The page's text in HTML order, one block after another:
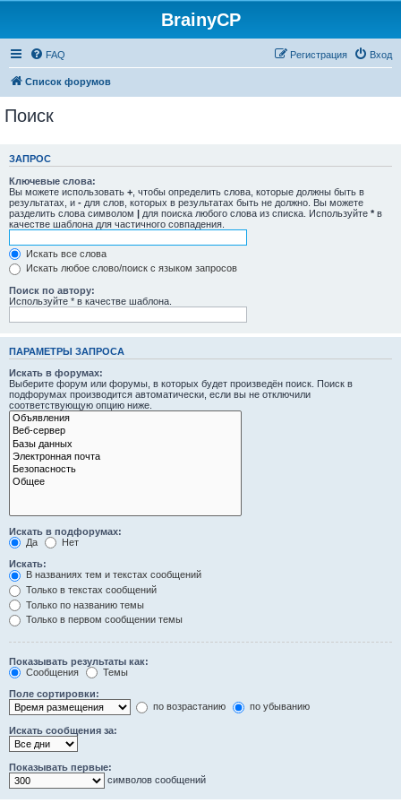
BrainyCP
FAQ Вход
Регистрация
Список форумов
Поиск
ЗАПРОС
Ключевые слова:
Вы можете использовать + , чтобы определить слова, которые должны быть в
результатах, и - для слов, которых в результатах быть не должно. Вы можете
разделить слова символом | для поиска любого слова из списка. Используйте * в
качестве шаблона для частичного совпадения.
Искать все слова
Искать любое слово/поиск с языком запросов
Поиск по автору:
Используйте * в качестве шаблона.
ПАРАМЕТРЫ ЗАПРОСА
Искать в форумах:
Выберите форум или форумы, в которых будет произведён поиск. Поиск в
подфорумах производится автоматически, если вы не отключили
соответствующую опцию ниже.
Искать в подфорумах:
Да
Нет
Искать:
В названиях тем и текстах сообщений
Только в текстах сообщений
Только по названию темы
Только в первом сообщении темы
Показывать результаты как:
Сообщения
Темы
Поле сортировки:
по возрастанию
по убыванию
Искать сообщения за:
Показывать первые:
символов сообщений